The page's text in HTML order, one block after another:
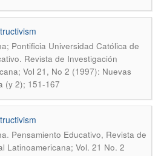
Pontificia Universidad Católica de
Revista de Investigación
Vol 21, No 2 (1997): Nuevas
(y 2); 151-167
. Pensamiento Educativo, Revista de
Latinoamericana; Vol. 21 No. 2